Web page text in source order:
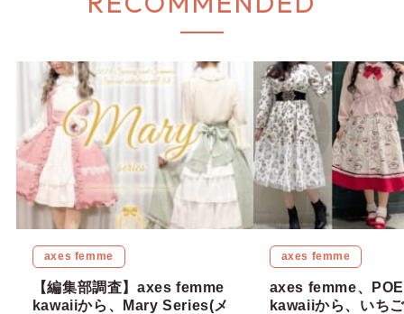
axes femme
【編集部調査】axes femme
kawaiiから、Mary Series(メ
axes femme
axes femme、
kawaiiから、いち